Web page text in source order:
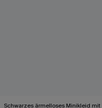
Schwarzes ärmelloses Minikleid mit